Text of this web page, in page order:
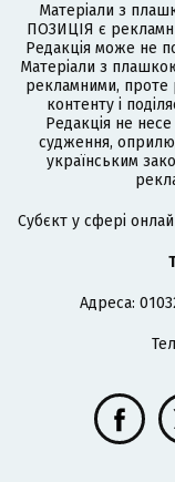
Матеріали з
ПОЗИЦІЯ є
Редакція може не
Матеріали з
рекламними, проте
контенту і
Редакція не несе
судження,
українським
Cубєкт у сфері
Адреса: